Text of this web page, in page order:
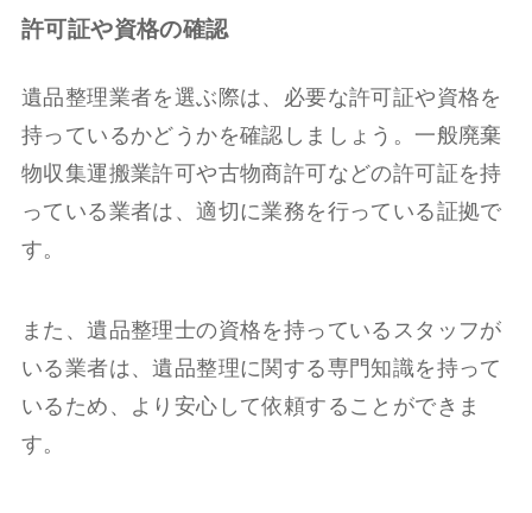
許可証や資格の確認
遺品整理業者を選ぶ際は、必要な許可証や資格を
持っているかどうかを確認しましょう。一般廃棄
物収集運搬業許可や古物商許可などの許可証を持
っている業者は、適切に業務を行っている証拠で
す。
また、遺品整理士の資格を持っているスタッフが
いる業者は、遺品整理に関する専門知識を持って
いるため、より安心して依頼することができま
す。